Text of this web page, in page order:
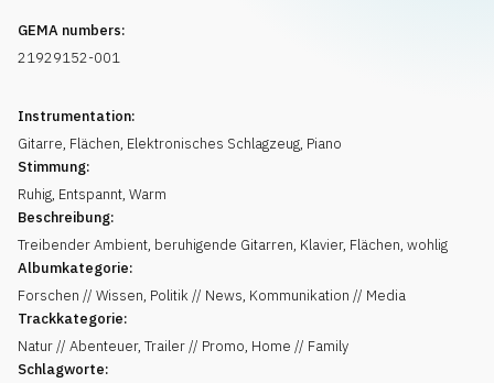
GEMA numbers:
21929152-001
Instrumentation:
Gitarre, Flächen, Elektronisches Schlagzeug, Piano
Stimmung:
Ruhig, Entspannt, Warm
Beschreibung:
Treibender Ambient, beruhigende Gitarren, Klavier, Flächen, wohlig
Albumkategorie:
Forschen // Wissen, Politik // News, Kommunikation // Media
Trackkategorie:
Natur // Abenteuer, Trailer // Promo, Home // Family
Schlagworte: